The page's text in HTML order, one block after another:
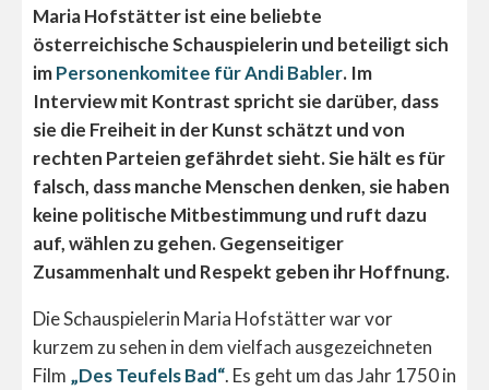
Maria Hofstätter ist eine beliebte
österreichische Schauspielerin und beteiligt sich
imPersonenkomitee für Andi Babler. Im
Interview mit Kontrast spricht sie darüber, dass
sie die Freiheit in der Kunst schätzt und von
rechten Parteien gefährdet sieht. Sie hält es für
falsch, dass manche Menschen denken, sie haben
keine politische Mitbestimmung und ruft dazu
auf, wählen zu gehen. Gegenseitiger
Zusammenhalt und Respekt geben ihr Hoffnung.
Die Schauspielerin Maria Hofstätter war vor
kurzem zu sehen in dem vielfach ausgezeichneten
Film „Des Teufels Bad“. Es geht um das Jahr 1750 in